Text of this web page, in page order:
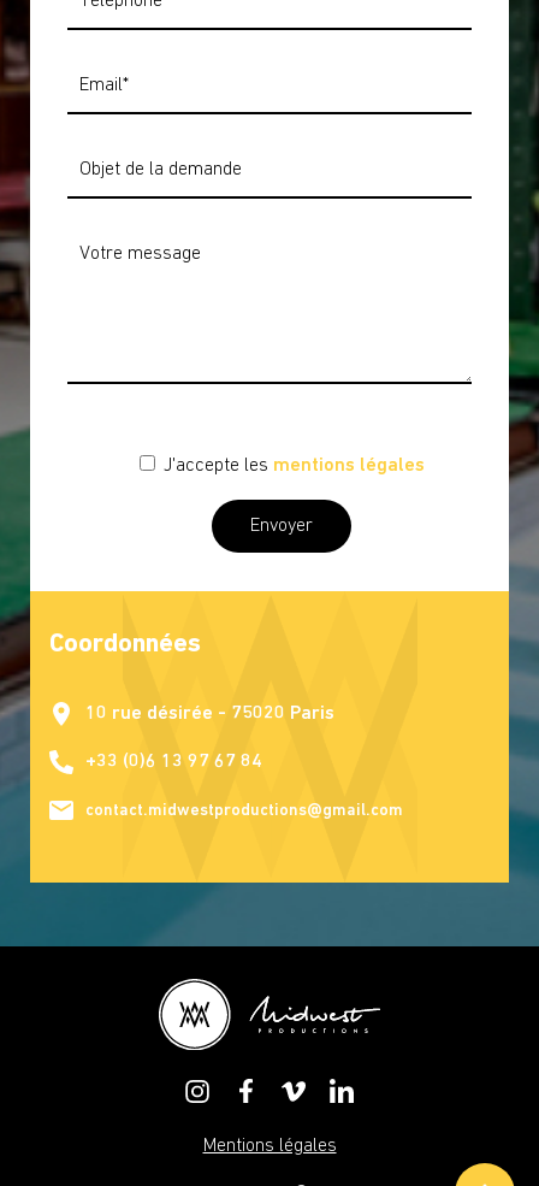
J'accepte les mentions légales
Coordonnées
10 rue désirée - 75020 Paris
+33 (0)6 13 97 67 84
contact.midwestproductions@gmail.com
Mentions légales